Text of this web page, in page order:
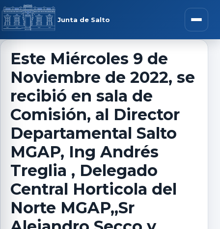
Saltar al contenido
Junta de Salto Abrir
menú
Este Miércoles 9 de
Noviembre de 2022, se
recibió en sala de
Comisión, al Director
Departamental Salto
MGAP, Ing Andrés
Treglia , Delegado
Central Horticola del
Norte MGAP,,Sr